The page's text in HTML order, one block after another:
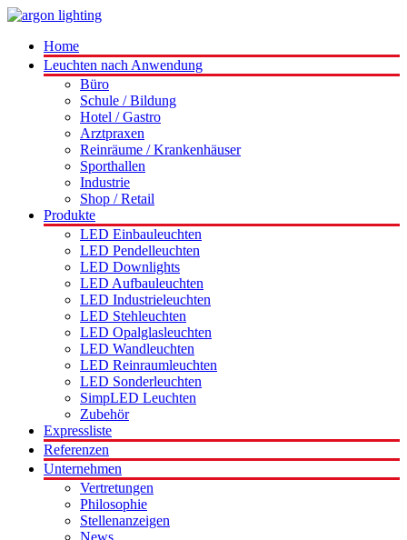
Home
Leuchten nach Anwendung
Büro
Schule / Bildung
Hotel / Gastro
Arztpraxen
Reinräume / Krankenhäuser
Sporthallen
Industrie
Shop / Retail
Produkte
LED Einbauleuchten
LED Pendelleuchten
LED Downlights
LED Aufbauleuchten
LED Industrieleuchten
LED Stehleuchten
LED Opalglasleuchten
LED Wandleuchten
LED Reinraumleuchten
LED Sonderleuchten
SimpLED Leuchten
Zubehör
Expressliste
Referenzen
Unternehmen
Vertretungen
Philosophie
Stellenanzeigen
News